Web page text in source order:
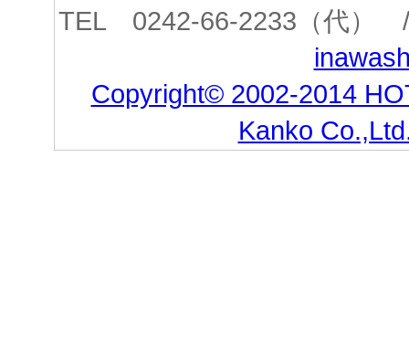
TEL 0242-66-2233（代
Copyright© 2002-2014
Kanko